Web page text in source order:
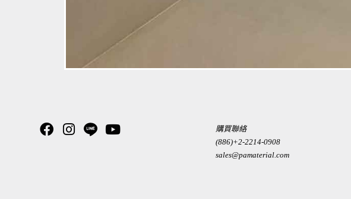
購買聯絡
(886)+2-2214-0908
sales@pamaterial.com